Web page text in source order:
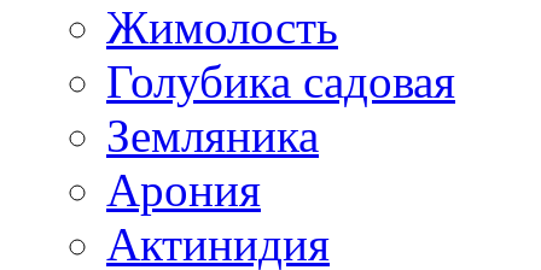
Жимолость
Голубика садовая
Земляника
Арония
Актинидия